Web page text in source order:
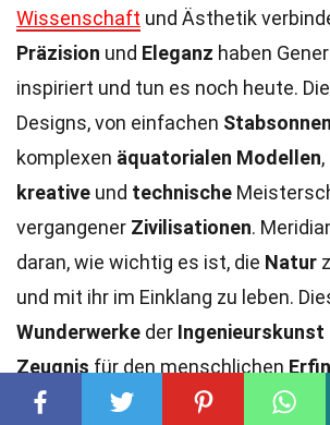
Wissenschaft und Ästhetik
Präzision und Eleganz haben
inspiriert und tun es noch heute. Die
Designs, von einfachen
komplexen äquatorialen Modellen
kreative und technische
vergangener Zivilisationen.
daran, wie wichtig es ist, die Natur
und mit ihr im Einklang zu leben.
Wunderwerke der Ingenieurskunst
Zeugnis für den menschlichen
die Neugier. Egal, ob du ein